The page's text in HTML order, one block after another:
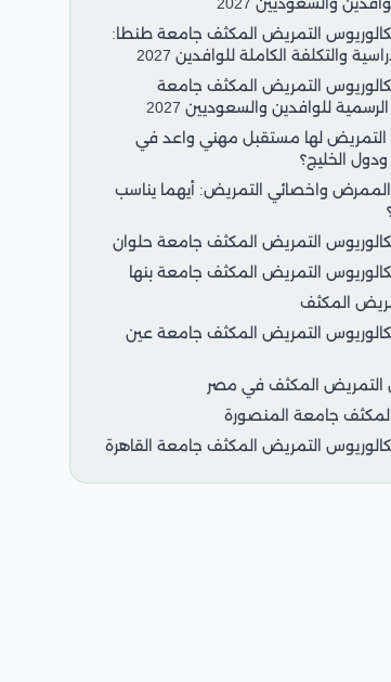
التمريض المكثف جامعة طنطا:
والتكلفة الكاملة للوافدين 2027
التمريض المكثف جامعة
للوافدين والسعوديين 2027
لها مستقبل مهني واعد في
الخليج؟
الممرض واخصائي التمريض: أيهما يناسب
التمريض المكثف جامعة حلوان
التمريض المكثف جامعة بنها
المكثف
التمريض المكثف جامعة عين
التمريض المكثف في مصر
جامعة المنصورة
التمريض المكثف جامعة القاهرة